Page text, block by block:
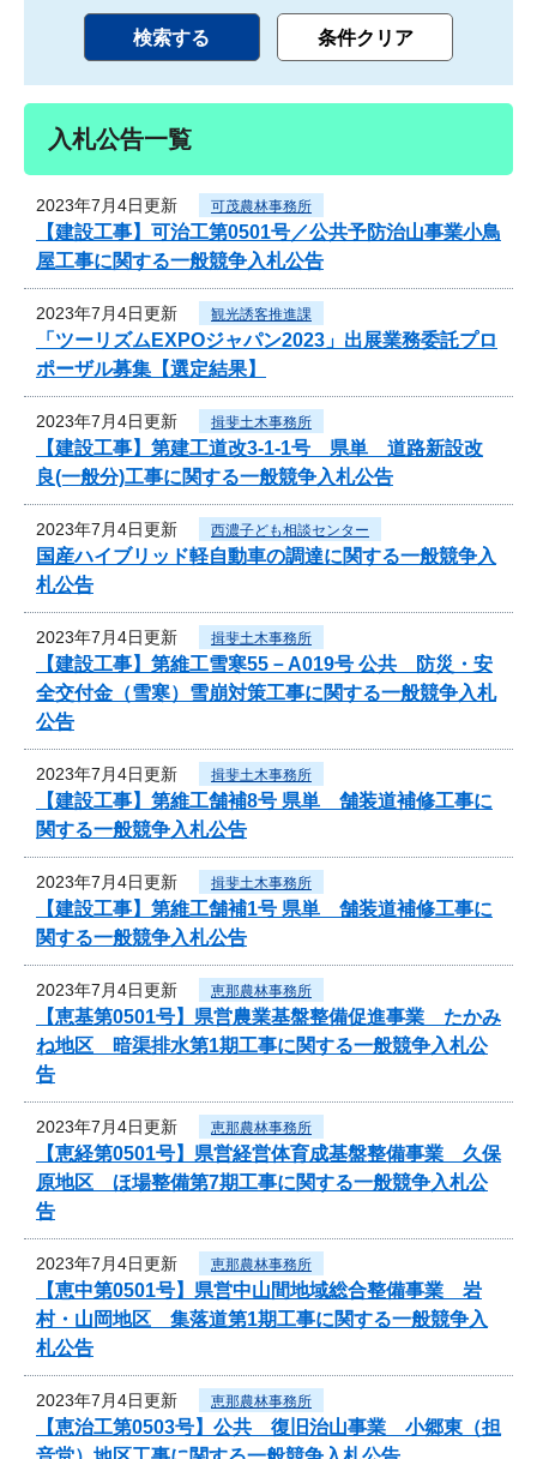
入札公告一覧
2023年7月4日更新 可茂農林事務所
【建設工事】可治工第0501号／公共予防治山事業小鳥
屋工事に関する一般競争入札公告
2023年7月4日更新 観光誘客推進課
「ツーリズムEXPOジャパン2023」出展業務委託プロ
ポーザル募集【選定結果】
2023年7月4日更新 揖斐土木事務所
【建設工事】第建工道改3-1-1号 県単 道路新設改
良(一般分)工事に関する一般競争入札公告
2023年7月4日更新 西濃子ども相談センター
国産ハイブリッド軽自動車の調達に関する一般競争入
札公告
2023年7月4日更新 揖斐土木事務所
【建設工事】第維工雪寒55－A019号 公共 防災・安
全交付金（雪寒）雪崩対策工事に関する一般競争入札
公告
2023年7月4日更新 揖斐土木事務所
【建設工事】第維工舗補8号 県単 舗装道補修工事に
関する一般競争入札公告
2023年7月4日更新 揖斐土木事務所
【建設工事】第維工舗補1号 県単 舗装道補修工事に
関する一般競争入札公告
2023年7月4日更新 恵那農林事務所
【恵基第0501号】県営農業基盤整備促進事業 たかみ
ね地区 暗渠排水第1期工事に関する一般競争入札公
告
2023年7月4日更新 恵那農林事務所
【恵経第0501号】県営経営体育成基盤整備事業 久保
原地区 ほ場整備第7期工事に関する一般競争入札公
告
2023年7月4日更新 恵那農林事務所
【恵中第0501号】県営中山間地域総合整備事業 岩
村・山岡地区 集落道第1期工事に関する一般競争入
札公告
2023年7月4日更新 恵那農林事務所
【恵治工第0503号】公共 復旧治山事業 小郷東（担